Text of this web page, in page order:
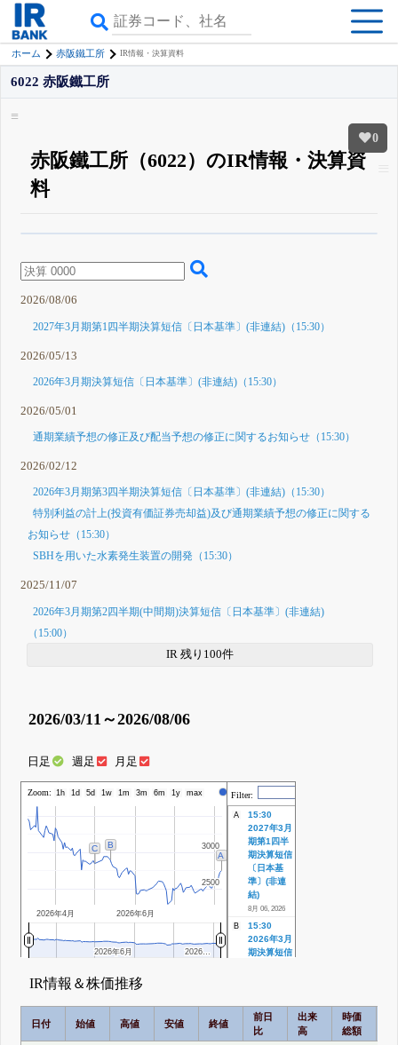
ホーム 赤阪鐵工所 IR情報・決算資料
0
6022 赤阪鐵工所
赤阪鐵工所（6022）のIR情報・決算資
料
詳しく見られる無料でβ版をはじめる
登録すると永久30%OFFと米株版の先行利用も付きます
2026/08/06
2027年3月期第1四半期決算短信〔日本基準〕(非連結)（15:30）
2026/05/13
2026年3月期決算短信〔日本基準〕(非連結)（15:30）
2026/05/01
通期業績予想の修正及び配当予想の修正に関するお知らせ（15:30）
2026/02/12
2026年3月期第3四半期決算短信〔日本基準〕(非連結)（15:30）
特別利益の計上(投資有価証券売却益)及び通期業績予想の修正に関する
お知らせ（15:30）
SBHを用いた水素発生装置の開発（15:30）
2025/11/07
2026年3月期第2四半期(中間期)決算短信〔日本基準〕(非連結)
（15:00）
IR 残り100件
2026/03/11～2026/08/06
日足 週足 月足
Zoom: 1h 1d 5d 1w 1m 3m 6m 1y max 株価
2026年4月 2026年6月
2500
2500
3000
3000
C
B
A
2026年6月
2026年6月 2026…
2026…
Filter:
A
15:30
2027年3月
期第1四半
期決算短信
〔日本基
準〕(非連
結)
8月 06, 2026
B
15:30
2026年3月
期決算短信
5月 13, 2026
15:30 通期
業績予想の
IR情報＆株価推移
日付 始値 高値 安値 終値
前日
比
出来
高
時価
総額